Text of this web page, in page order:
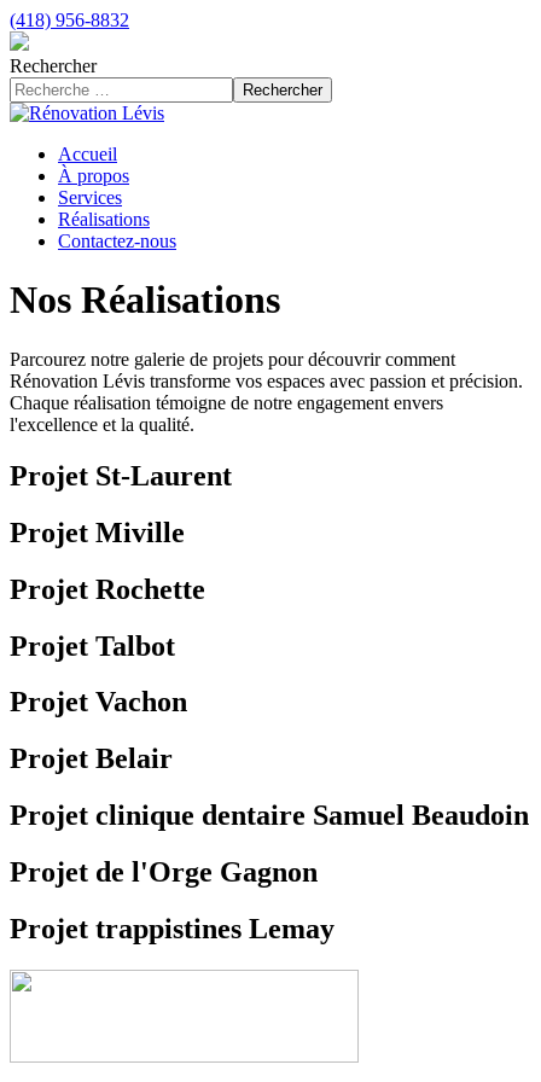
(418) 956-8832
Rechercher
Rechercher
Accueil
À propos
Services
Réalisations
Contactez-nous
Nos Réalisations
Parcourez notre galerie de projets pour découvrir comment
Rénovation Lévis transforme vos espaces avec passion et précision.
Chaque réalisation témoigne de notre engagement envers
l'excellence et la qualité.
Projet St-Laurent
Projet Miville
Projet Rochette
Projet Talbot
Projet Vachon
Projet Belair
Projet clinique dentaire Samuel Beaudoin
Projet de l'Orge Gagnon
Projet trappistines Lemay